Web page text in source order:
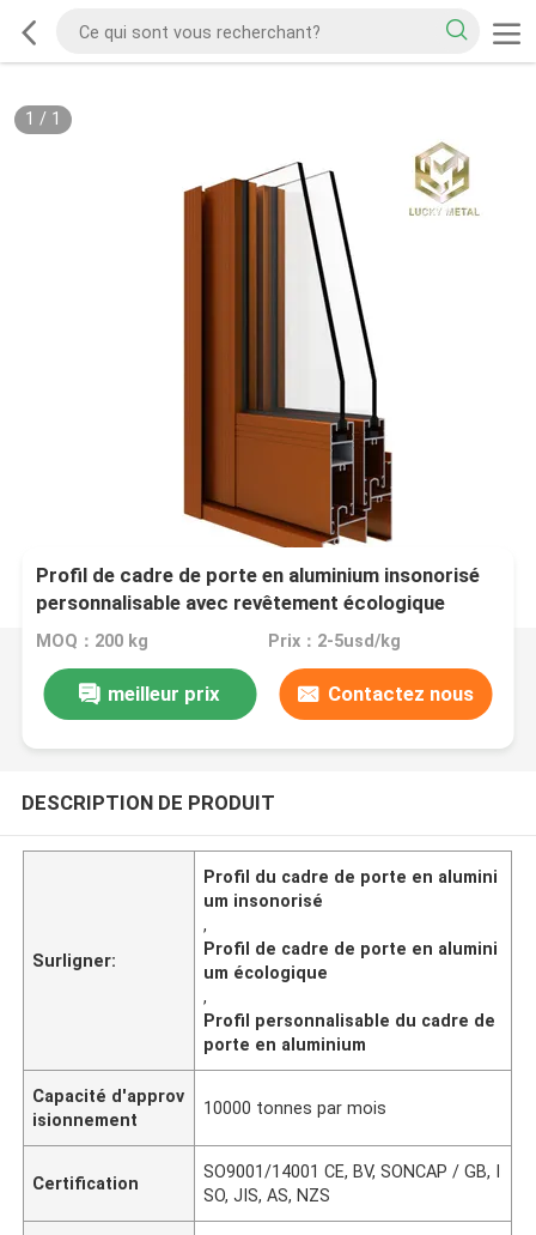
1 / 1
Profil de cadre de porte en aluminium insonorisé
personnalisable avec revêtement écologique
MOQ：200 kg Prix：2-5usd/kg
meilleur prix Contactez nous
DESCRIPTION DE PRODUIT
Surligner:
Profil du cadre de porte en alumini
um insonorisé
,
Profil de cadre de porte en alumini
um écologique
,
Profil personnalisable du cadre de
porte en aluminium
Capacité d'approv
isionnement
10000 tonnes par mois
Certification
SO9001/14001 CE, BV, SONCAP / GB, I
SO, JIS, AS, NZS